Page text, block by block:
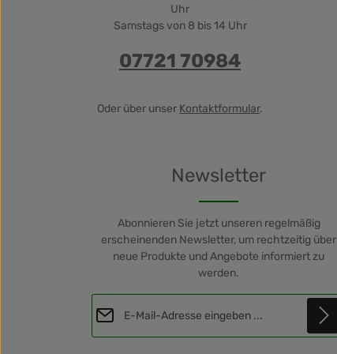
Uhr
Samstags von 8 bis 14 Uhr
07721 70984
Oder über unser Kontaktformular.
Newsletter
Abonnieren Sie jetzt unseren regelmäßig
erscheinenden Newsletter, um rechtzeitig über
neue Produkte und Angebote informiert zu
werden.